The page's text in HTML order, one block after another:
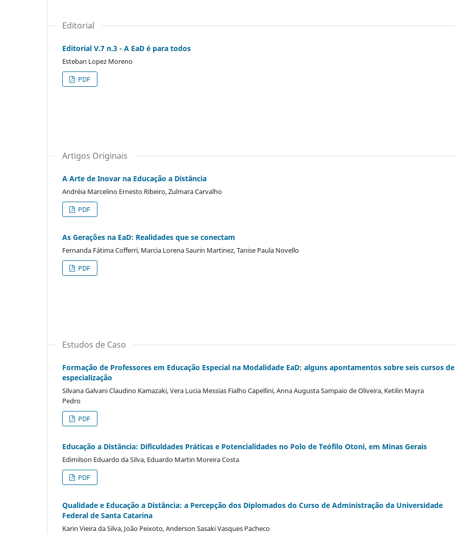
Editorial
Editorial V.7 n.3 - A EaD é para todos
Esteban Lopez Moreno
PDF
Artigos Originais
A Arte de Inovar na Educação a Distância
Andréia Marcelino Ernesto Ribeiro, Zulmara Carvalho
PDF
As Gerações na EaD: Realidades que se conectam
Fernanda Fátima Cofferri, Marcia Lorena Saurin Martinez, Tanise Paula Novello
PDF
Estudos de Caso
Formação de Professores em Educação Especial na Modalidade EaD: alguns apontamentos sobre seis cursos de
especialização
Silvana Galvani Claudino Kamazaki, Vera Lucia Messias Fialho Capellini, Anna Augusta Sampaio de Oliveira, Ketilin Mayra
Pedro
PDF
Educação a Distância: Dificuldades Práticas e Potencialidades no Polo de Teófilo Otoni, em Minas Gerais
Edimilson Eduardo da Silva, Eduardo Martin Moreira Costa
PDF
Qualidade e Educação a Distância: a Percepção dos Diplomados do Curso de Administração da Universidade
Federal de Santa Catarina
Karin Vieira da Silva, João Peixoto, Anderson Sasaki Vasques Pacheco